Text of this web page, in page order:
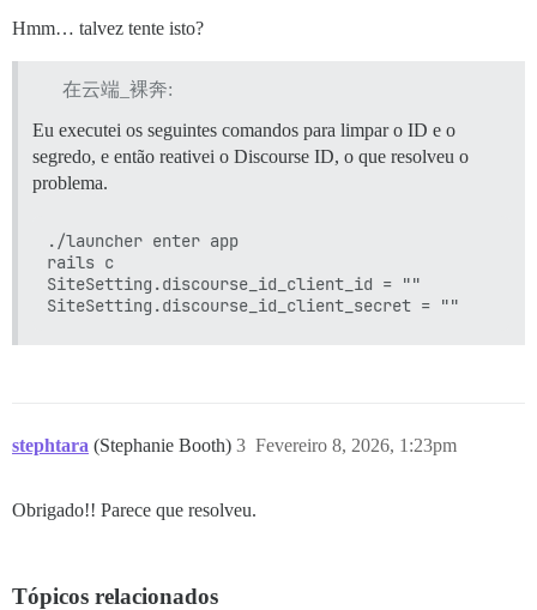
Hmm… talvez tente isto?
在云端_裸奔:
Eu executei os seguintes comandos para limpar o ID e o
segredo, e então reativei o Discourse ID, o que resolveu o
problema.
./launcher enter app
rails c
SiteSetting.discourse_id_client_id = ""
stephtara (Stephanie Booth) Fevereiro 8, 2026, 1:23pm
3
Obrigado!! Parece que resolveu.
Tópicos relacionados